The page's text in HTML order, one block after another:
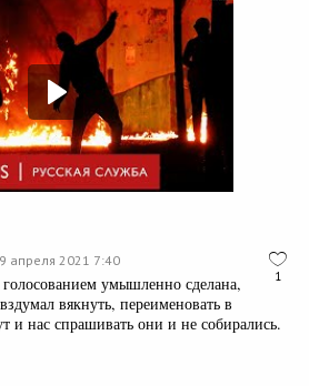
1
9 апреля 2021 7:40
умышленно сделана,
вякнуть, переименовать в
и нас спрашивать они и не собирались.